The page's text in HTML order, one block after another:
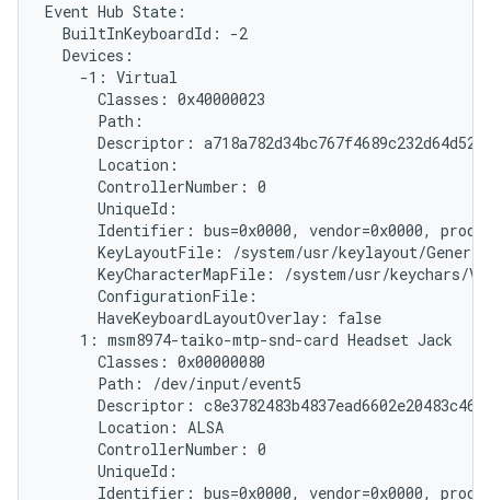
Event Hub State:
  BuiltInKeyboardId: -2
  Devices:
    -1: Virtual
      Classes: 0x40000023
      Path:
Descriptor:
      Location:
      ControllerNumber: 0
      UniqueId:
Identifier: bus=0x0000, vendor=0x0000,
KeyLayoutFile: /system/usr/keylayout/
KeyCharacterMapFile: /system/usr/keychars/
      ConfigurationFile:
      HaveKeyboardLayoutOverlay: false
    1: msm8974-taiko-mtp-snd-card Headset Jack
      Classes: 0x00000080
      Path: /dev/input/event5
Descriptor:
      Location: ALSA
      ControllerNumber: 0
      UniqueId:
Identifier: bus=0x0000, vendor=0x0000,